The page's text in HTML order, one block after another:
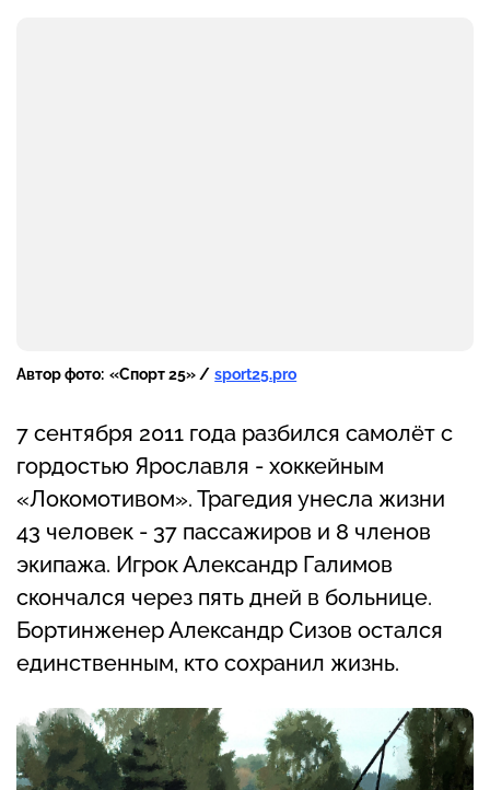
Автор фото: «Спорт 25» / sport25.pro
7 сентября 2011 года разбился самолёт с
гордостью Ярославля - хоккейным
«Локомотивом». Трагедия унесла жизни
43 человек - 37 пассажиров и 8 членов
экипажа. Игрок Александр Галимов
скончался через пять дней в больнице.
Бортинженер Александр Сизов остался
единственным, кто сохранил жизнь.